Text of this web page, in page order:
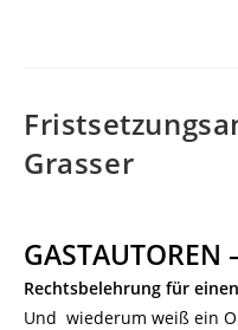
Grasser
GASTAUTOREN
Rechtsbelehrung für
Und wiederum weiß ein